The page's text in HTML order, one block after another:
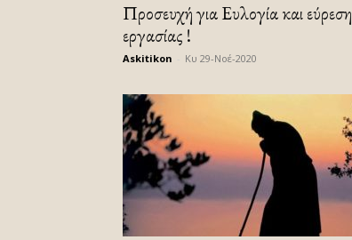
Προσευχή για Ευλογία και εύρεση
εργασίας !
Askitikon Κυ 29-Νοέ-2020